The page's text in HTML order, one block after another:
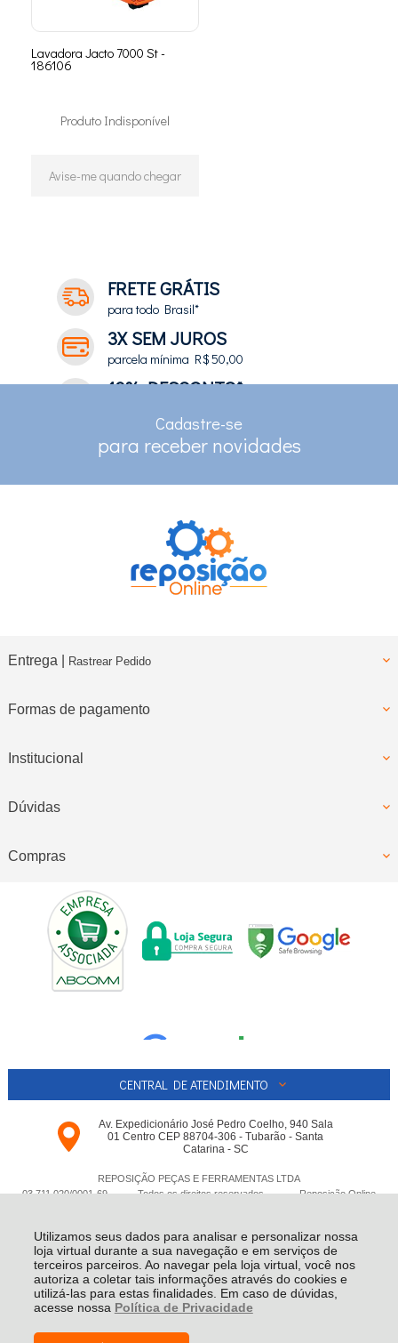
Utilizamos seus dados para analisar e personalizar nossa
loja virtual durante a sua navegação e em serviços de
terceiros parceiros. Ao navegar pela loja virtual, você nos
autoriza a coletar tais informações através do cookies e
utilizá-las para estas finalidades. Em caso de dúvidas,
acesse nossa Política de Privacidade
Lavadora Jacto 7000 St -
186106
Produto Indisponível
Avise-me quando chegar
FRETE GRÁTIS
para todo Brasil*
3X SEM JUROS
parcela mínima R$ 50,00
10% DESCONTO*
RASTREAMENTO
Cadastre-se
para receber novidades
Entrega | Rastrear Pedido
Formas de pagamento
Institucional
Dúvidas
Compras
CENTRAL DE ATENDIMENTO
Av. Expedicionário José Pedro Coelho, 940 Sala
01 Centro CEP 88704-306 - Tubarão - Santa
Catarina - SC
REPOSIÇÃO PEÇAS E FERRAMENTAS LTDA
03.711.020/0001-­69 - Todos os direitos reservados-Reposição Online